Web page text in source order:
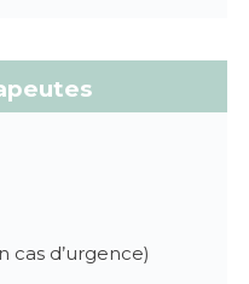
cas d’urgence)